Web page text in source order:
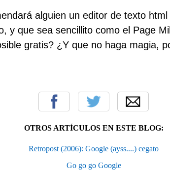
alguien un editor de texto
y que sea sencillito como el Page
gratis? ¿Y que no haga magia,
OTROS ARTÍCULOS EN ESTE BLOG:
Retropost (2006): Google (ayss....) cegato
Go go go Google